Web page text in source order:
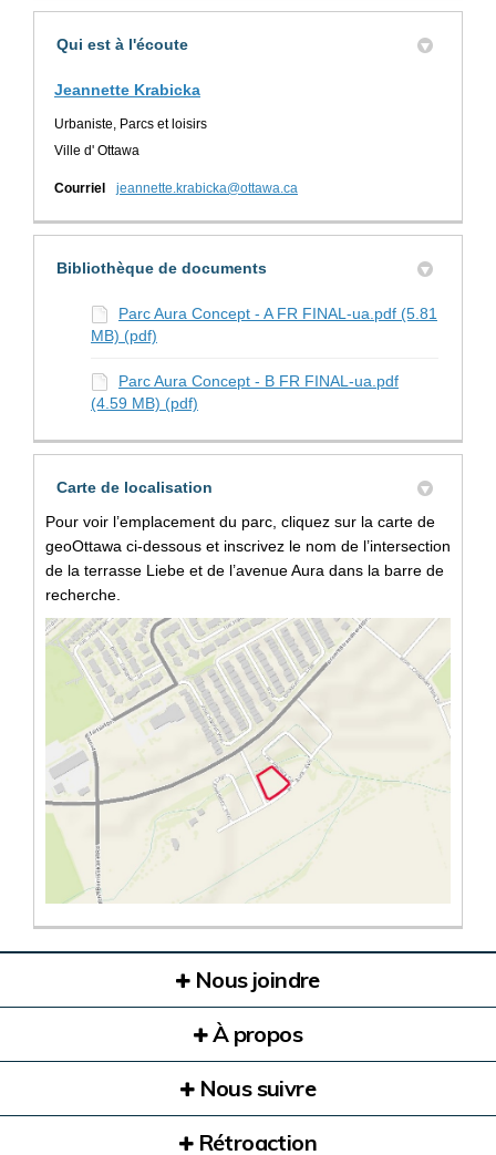
Qui est à l'écoute
Jeannette Krabicka
Urbaniste, Parcs et loisirs
Ville d' Ottawa
Courriel jeannette.krabicka@ottawa.ca
Bibliothèque de documents
Parc Aura Concept - A FR FINAL-ua.pdf (5.81
MB) (pdf)
Parc Aura Concept - B FR FINAL-ua.pdf
(4.59 MB) (pdf)
Carte de localisation
Pour voir l’emplacement du parc, cliquez sur la carte de
geoOttawa ci-dessous et inscrivez le nom de l’intersection
de la terrasse Liebe et de l’avenue Aura dans la barre de
recherche.
Nous joindre
À propos
Nous suivre
Rétroaction